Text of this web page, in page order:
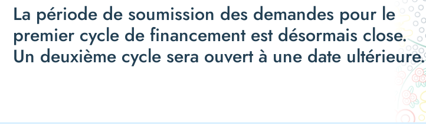
La période de soumission des demandes pour le
premier cycle de financement est désormais close.
Un deuxième cycle sera ouvert à une date ultérieure.